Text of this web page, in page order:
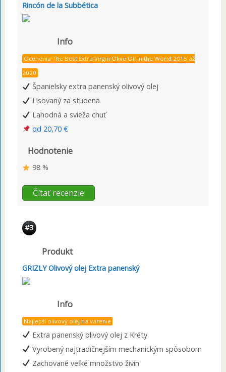
Rincón de la Subbética
Info
Ocenenia The Best Extra Virgin Olive Oil in the World 2015 až
2020
Španielsky extra panenský olivový olej
Lisovaný za studena
Lahodná a svieža chuť
od 20,70 €
Hodnotenie
98 %
Čítať recenzie
#3
Produkt
GRIZLY Olivový olej Extra panenský
Info
Najlepší olivový olej na varenie
Extra panenský olivový olej z Kréty
Vyrobený najtradičnejším mechanickým spôsobom
Zachované veľké množstvo živín